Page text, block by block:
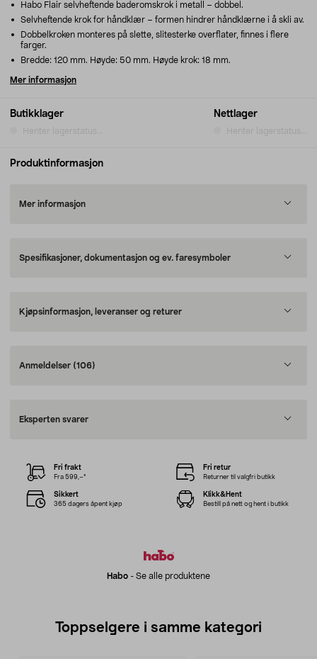
Butikklager
Henter lagerstatus...
Nettlager
Henter lagerstatus...
Habo Flair selvheftende baderomskrok i metall – dobbel.
Selvheftende krok for håndklær – formen hindrer håndklærne i å skli av.
Dobbelkroken monteres på slette, slitesterke overflater, finnes i flere
farger.
Bredde: 120 mm. Høyde: 50 mm. Høyde krok: 18 mm.
Mer informasjon
Produktinformasjon
Mer informasjon
Spesifikasjoner, dokumentasjon og ev. faresymboler
Kjøpsinformasjon, leveranser og returer
Anmeldelser (106)
Eksperten svarer
Habo - Se alle produktene
Fri frakt
Fra 599,–*
Fri retur
Returner til valgfri butikk
Sikkert
365 dagers åpent kjøp
Klikk&Hent
Bestill på nett og hent i butikk
Toppselgere i samme kategori